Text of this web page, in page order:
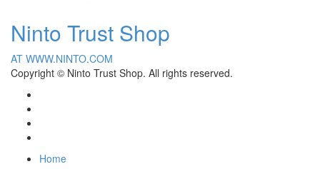
Ninto Trust Shop
AT WWW.NINTO.COM
Copyright © Ninto Trust Shop. All rights reserved.
Home